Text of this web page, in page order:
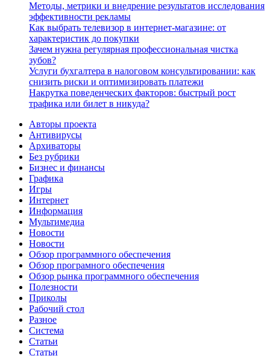
Методы, метрики и внедрение результатов исследования
эффективности рекламы
Как выбрать телевизор в интернет-магазине: от
характеристик до покупки
Зачем нужна регулярная профессиональная чистка
зубов?
Услуги бухгалтера в налоговом консультировании: как
снизить риски и оптимизировать платежи
Накрутка поведенческих факторов: быстрый рост
трафика или билет в никуда?
Авторы проекта
Антивирусы
Архиваторы
Без рубрики
Бизнес и финансы
Графика
Игры
Интернет
Информация
Мультимедиа
Новости
Новости
Обзор программного обеспечения
Обзор програмного обеспечения
Обзор рынка программного обеспечения
Полезности
Приколы
Рабочий стол
Разное
Система
Статьи
Статьи